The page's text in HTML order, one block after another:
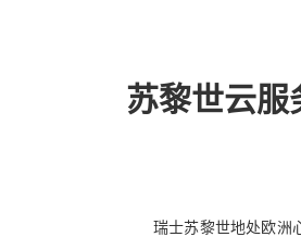
苏黎世云服
瑞士苏黎世地处欧洲